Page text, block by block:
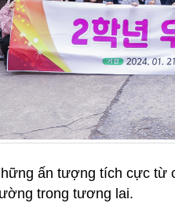
ấn tượng tích cực từ
trong tương lai.